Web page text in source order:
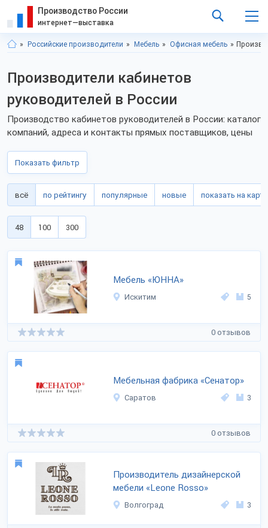
Производство России
интернет—выставка
Российские производители Мебель Офисная мебель
Производители кабинетов
руководителей в России
Производство кабинетов руководителей в России: каталог
компаний, адреса и контакты прямых поставщиков, цены
Показать фильтр
всё по рейтингу популярные новые показать на карте
48 100 300
Мебель «ЮННА»
Искитим 5
0 отзывов
Мебельная фабрика «Сенатор»
Саратов 3
0 отзывов
Производитель дизайнерской
мебели «Leone Rosso»
Волгоград 3